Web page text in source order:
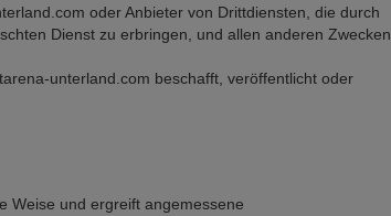
oder Anbieter von Drittdiensten, die durch
Dienst zu erbringen, und allen anderen Zwecken,
unterland.com beschafft, veröffentlicht oder
Weise und ergreift angemessene